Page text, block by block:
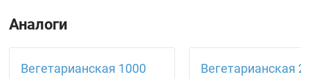
Аналоги
Вегетарианская 1000
Вегетарианская